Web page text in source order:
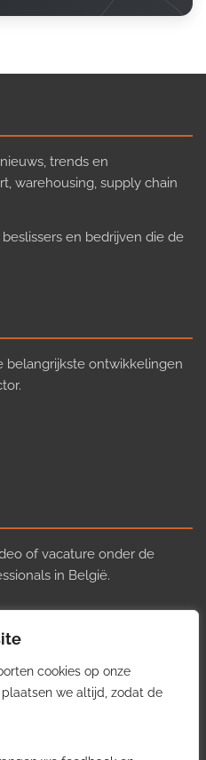
cookies op onze
we altijd, zodat de
trends en
warehousing, supply chain
en bedrijven die de
belangrijkste ontwikkelingen
of vacature onder de
in België.